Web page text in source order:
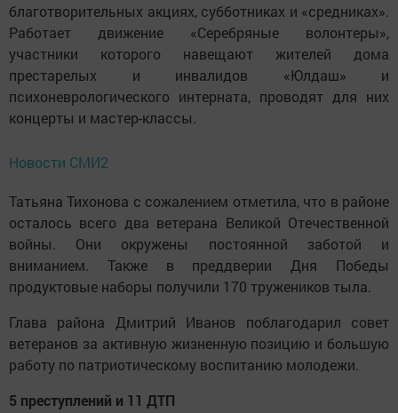
благотворительных акциях, субботниках и «средниках».
Работает движение «Серебряные волонтеры»,
участники которого навещают жителей дома
престарелых и инвалидов «Юлдаш» и
психоневрологического интерната, проводят для них
концерты и мастер-классы.
Новости СМИ2
Татьяна Тихонова с сожалением отметила, что в районе
осталось всего два ветерана Великой Отечественной
войны. Они окружены постоянной заботой и
вниманием. Также в преддверии Дня Победы
продуктовые наборы получили 170 тружеников тыла.
Глава района Дмитрий Иванов поблагодарил совет
ветеранов за активную жизненную позицию и большую
работу по патриотическому воспитанию молодежи.
5 преступлений и 11 ДТП